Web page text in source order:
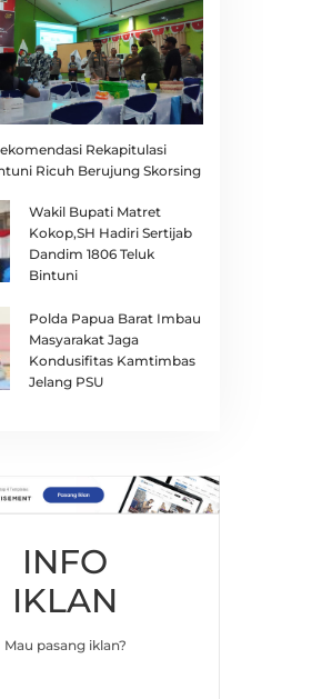
Rekapitulasi
Ricuh Berujung Skorsing
Wakil Bupati Matret
Kokop,SH Hadiri Sertijab
Dandim 1806 Teluk
Bintuni
Polda Papua Barat Imbau
Masyarakat Jaga
Kondusifitas Kamtimbas
Jelang PSU
INFO
IKLAN
Mau pasang iklan?